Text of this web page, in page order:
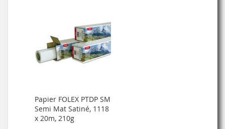
Papier FOLEX PTDP SM
Semi Mat Satiné, 1118
x 20m, 210g